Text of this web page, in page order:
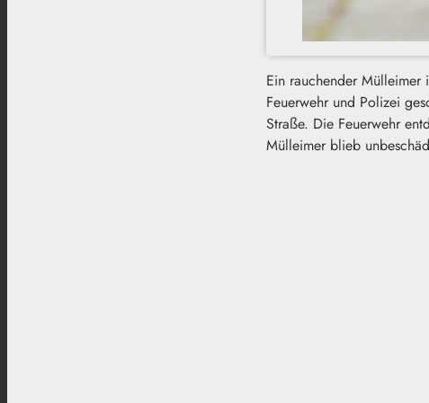
Ein rauchender Mülleimer
Feuerwehr und Polizei
Straße. Die Feuerwehr
Mülleimer blieb